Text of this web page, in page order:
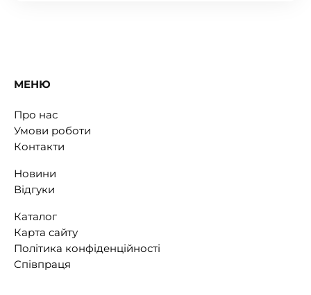
МЕНЮ
Про нас
Умови роботи
Контакти
Новини
Відгуки
Каталог
Карта сайту
Політика конфіденційності
Співпраця